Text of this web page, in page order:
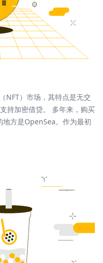
NFT）市场，其特点是无交
持加密借贷。 多年来，购买
方是OpenSea。作为最初